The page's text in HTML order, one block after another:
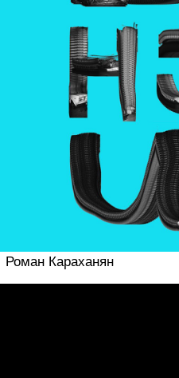
Роман Колесников